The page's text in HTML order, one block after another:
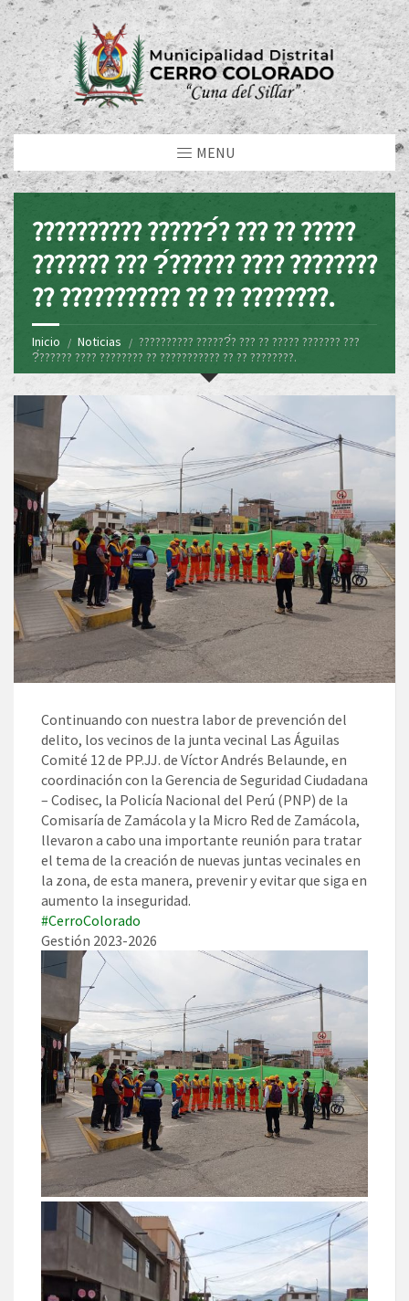
MENU
?????????? ??????́? ??? ?? ?????
??????? ??? ?́?????? ???? ????????
?? ??????????? ?? ?? ????????.
Inicio Noticias
?????????? ??????́? ??? ?? ????? ??????? ???
?́?????? ???? ???????? ?? ??????????? ?? ?? ????????.
Continuando con nuestra labor de prevención del
delito, los vecinos de la junta vecinal Las Águilas
Comité 12 de PP.JJ. de Víctor Andrés Belaunde, en
coordinación con la Gerencia de Seguridad Ciudadana
– Codisec, la Policía Nacional del Perú (PNP) de la
Comisaría de Zamácola y la Micro Red de Zamácola,
llevaron a cabo una importante reunión para tratar
el tema de la creación de nuevas juntas vecinales en
la zona, de esta manera, prevenir y evitar que siga en
aumento la inseguridad.
#CerroColorado
Gestión 2023-2026